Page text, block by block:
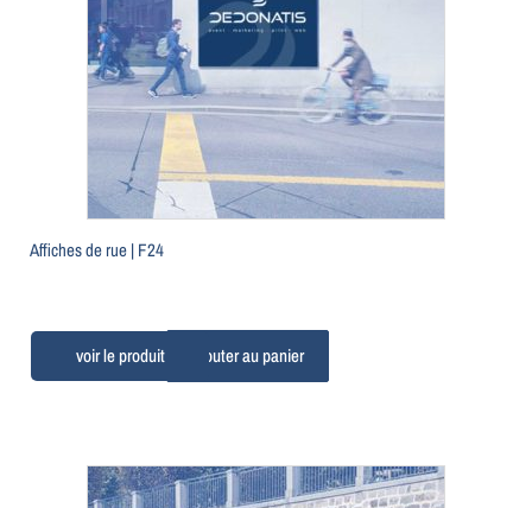
Affiches de rue | F24
Ajouter au panier